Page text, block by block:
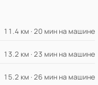
11.4 км · 20 мин на машине
13.2 км · 23 мин на машине
15.2 км · 26 мин на машине